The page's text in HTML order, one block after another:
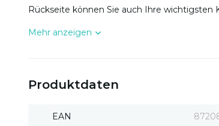
Rückseite können Sie auch Ihre wichtigsten
Mehr anzeigen
Produktdaten
EAN